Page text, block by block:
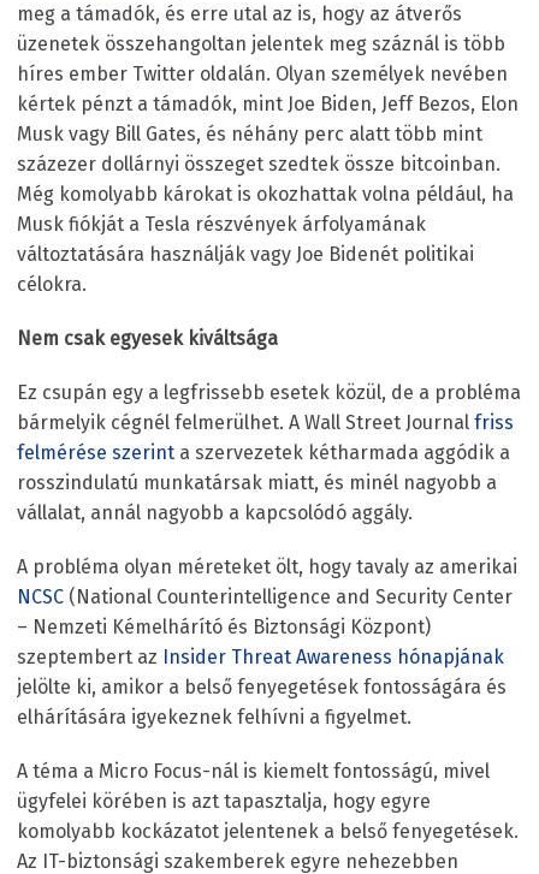
meg a támadók, és erre utal az is, hogy az átverős
üzenetek összehangoltan jelentek meg száznál is több
híres ember Twitter oldalán. Olyan személyek nevében
kértek pénzt a támadók, mint Joe Biden, Jeff Bezos, Elon
Musk vagy Bill Gates, és néhány perc alatt több mint
százezer dollárnyi összeget szedtek össze bitcoinban.
Még komolyabb károkat is okozhattak volna például, ha
Musk fiókját a Tesla részvények árfolyamának
változtatására használják vagy Joe Bidenét politikai
célokra.
Nem csak egyesek kiváltsága
Ez csupán egy a legfrissebb esetek közül, de a probléma
bármelyik cégnél felmerülhet. A Wall Street Journal friss
felmérése szerint a szervezetek kétharmada aggódik a
rosszindulatú munkatársak miatt, és minél nagyobb a
vállalat, annál nagyobb a kapcsolódó aggály.
A probléma olyan méreteket ölt, hogy tavaly az amerikai
NCSC (National Counterintelligence and Security Center
– Nemzeti Kémelhárító és Biztonsági Központ)
szeptembert az Insider Threat Awareness hónapjának
jelölte ki, amikor a belső fenyegetések fontosságára és
elhárítására igyekeznek felhívni a figyelmet.
A téma a Micro Focus-nál is kiemelt fontosságú, mivel
ügyfelei körében is azt tapasztalja, hogy egyre
komolyabb kockázatot jelentenek a belső fenyegetések.
Az IT-biztonsági szakemberek egyre nehezebben